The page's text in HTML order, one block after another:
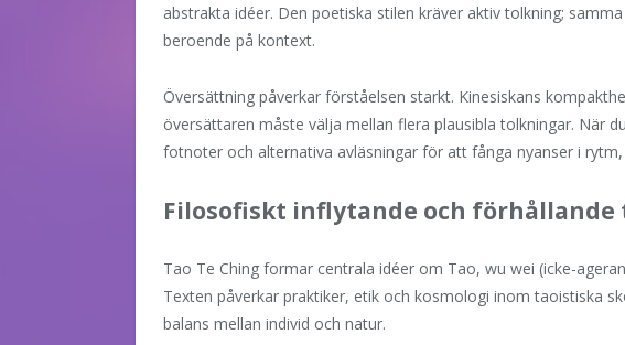
abstrakta idéer. Den poetiska stilen kräver aktiv tolkning;
beroende på kontext.
Översättning påverkar förståelsen starkt. Kinesiskans
översättaren måste välja mellan flera plausibla tolkningar. När
fotnoter och alternativa avläsningar för att fånga nyanser i
Filosofiskt inflytande och
Tao Te Ching formar centrala idéer om Tao, wu wei (icke-
Texten påverkar praktiker, etik och kosmologi inom taoistiska
balans mellan individ och natur.